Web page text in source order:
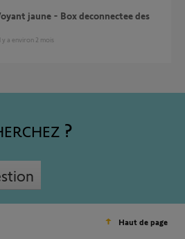
il y a environ 2 mois
Haut de page